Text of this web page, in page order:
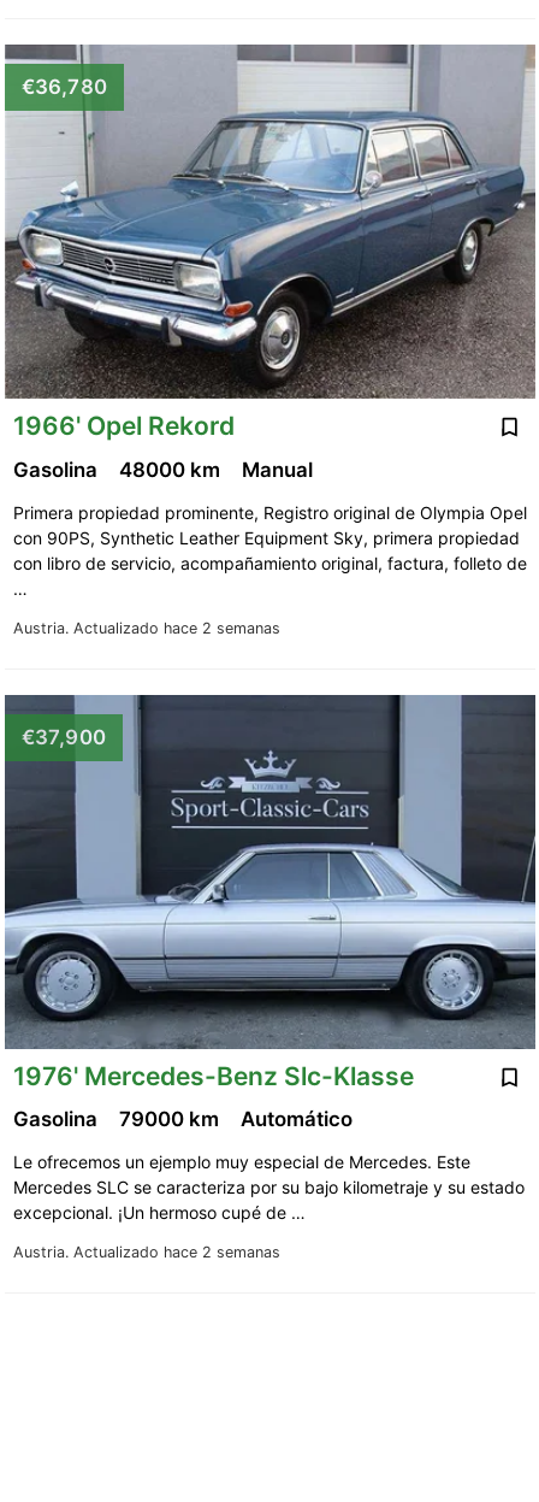
€36,780
1966' Opel Rekord
Austria. Actualizado hace 2 semanas
Gasolina 48000 km Manual
Primera propiedad prominente, Registro original de Olympia Opel
con 90PS, Synthetic Leather Equipment Sky, primera propiedad
con libro de servicio, acompañamiento original, factura, folleto de
…
€37,900
1976' Mercedes-Benz Slc-Klasse
Austria. Actualizado hace 2 semanas
Gasolina 79000 km Automático
Le ofrecemos un ejemplo muy especial de Mercedes. Este
Mercedes SLC se caracteriza por su bajo kilometraje y su estado
excepcional. ¡Un hermoso cupé de …